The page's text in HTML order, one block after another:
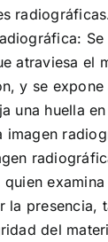
atraviesa el
y se
una huella
imagen
la presencia,
del